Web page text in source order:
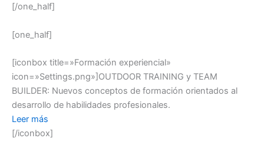
[/one_half]
[one_half]
[iconbox title=»Formación experiencial»
icon=»Settings.png»]OUTDOOR TRAINING y TEAM
BUILDER: Nuevos conceptos de formación orientados al
desarrollo de habilidades profesionales.
Leer más
[/iconbox]